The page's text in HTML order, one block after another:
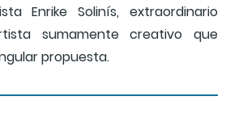
Enrike Solinís, extraordinario
sumamente creativo que
propuesta.